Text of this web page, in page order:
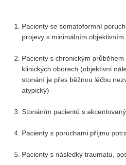
Pacienty se somatoformní
projevy s minimálním objektivním
Pacienty s chronickým
klinických oborech (objektivní
stonání je přes běžnou léčbu
atypický)
Stonáním pacientů s
Pacienty s poruchami příjmu
Pacienty s následky traumatu,